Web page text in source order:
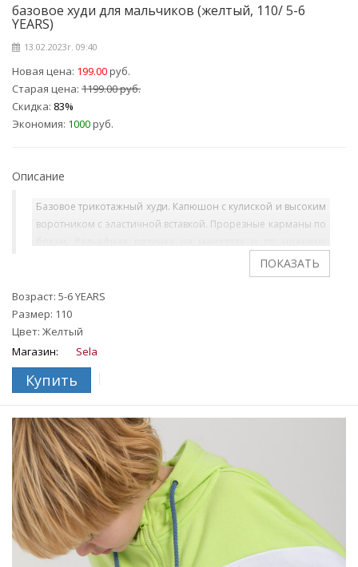
базовое худи для мальчиков (желтый, 110/ 5-6
YEARS)
13.02.2023г. 09:40
Новая цена: 199.00руб.
Старая цена: 1199.00 руб.
Скидка: 83%
Экономия: 1000руб.
Описание
Базовое трикотажный худи. Капюшон с кулиской и высоким
воротником с эластичной вставкой. Прорезные карманы по
Возраст: 5-6 YEARS
Размер: 110
Цвет: Желтый
Магазин:
Sela
Купить